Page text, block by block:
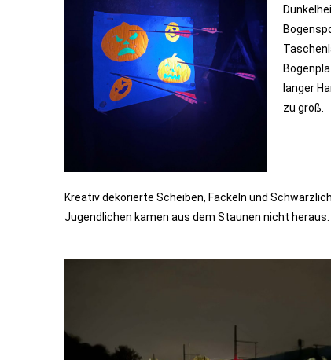
langer
zu groß.
Kreativ dekorierte Scheiben, Fackeln und
Jugendlichen kamen aus dem Staunen nicht heraus.